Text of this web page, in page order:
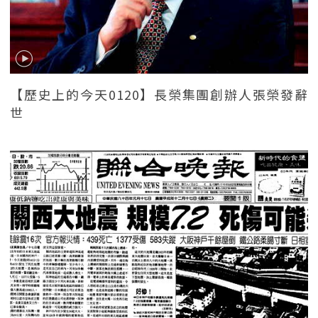
【歷史上的今天0120】長榮集團創辦人張榮發辭
世